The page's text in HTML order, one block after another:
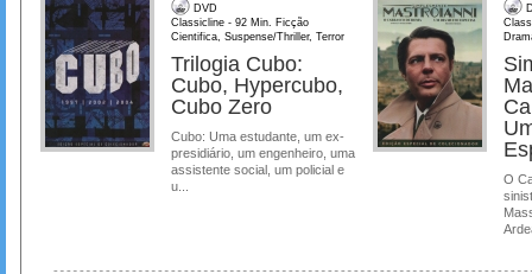
DVD
Classicline - 92 Min. Ficção
Cientifica, Suspense/Thriller, Terror
Trilogia Cubo:
Cubo, Hypercubo,
Cubo Zero
Cubo: Uma estudante, um ex-
presidiário, um engenheiro, uma
assistente social, um policial e
u...
O